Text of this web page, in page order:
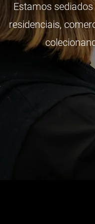
Estamos
residenciais,